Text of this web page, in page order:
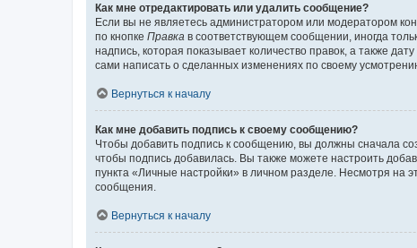
Как мне отредактировать или удалить сообщение?
Если вы не являетесь администратором или модератором
по кнопке Правка в соответствующем сообщении, иногда
надпись, которая показывает количество правок, а также
сами написать о сделанных изменениях по своему
Вернуться к началу
Как мне добавить подпись к своему сообщению?
Чтобы добавить подпись к сообщению, вы должны сначала
чтобы подпись добавилась. Вы также можете настроить
пункта «Личные настройки» в личном разделе. Несмотря на
сообщения.
Вернуться к началу